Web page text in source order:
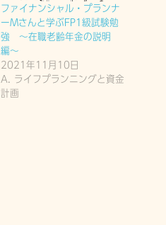
ファイナンシャル・プランナ
ーMさんと学ぶFP1級試験勉
強 〜在職老齢年金の説明
編〜
2021年11月10日
A. ライフプランニングと資金
計画